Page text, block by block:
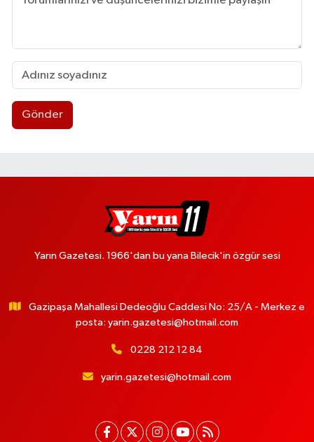
Gönder
Yarın Gazetesi. 1966'dan bu yana Bilecik'in özgür sesi
Gazipaşa Mahallesi Dedeoğlu Caddesi No: 25/A - Merkez e
posta: yarin.gazetesi@hotmail.com
0228 212 12 84
yarin.gazetesi@hotmail.com